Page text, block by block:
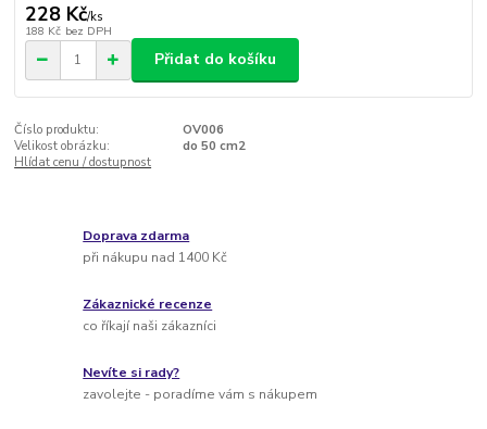
228 Kč/ks
188 Kč bez DPH
Přidat do košíku
Číslo produktu:
OV006
Velikost obrázku:
do 50 cm2
Hlídat cenu / dostupnost
Doprava zdarma
při nákupu nad 1400 Kč
Zákaznické recenze
co říkají naši zákazníci
Nevíte si rady?
zavolejte - poradíme vám s nákupem